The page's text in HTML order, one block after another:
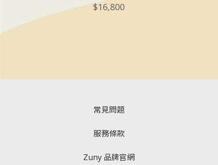
16,800
常見問題
服務條款
Zuny 品牌官網